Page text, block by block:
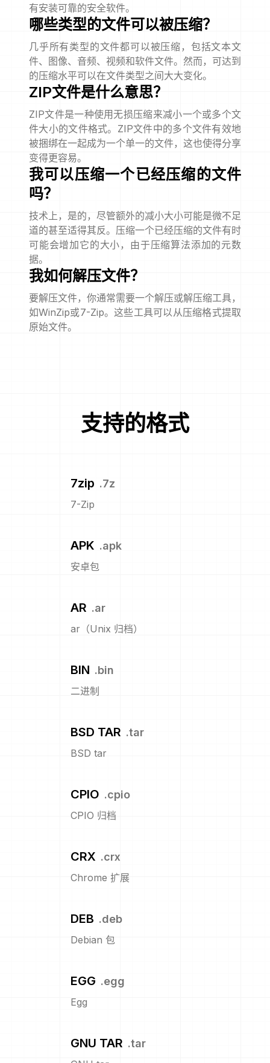
有安装可靠的安全软件。
哪些类型的文件可以被压缩？
几乎所有类型的文件都可以被压缩，包括文本文
件、图像、音频、视频和软件文件。然而，可达到
的压缩水平可以在文件类型之间大大变化。
ZIP文件是什么意思？
ZIP文件是一种使用无损压缩来减小一个或多个文
件大小的文件格式。ZIP文件中的多个文件有效地
被捆绑在一起成为一个单一的文件，这也使得分享
变得更容易。
我可以压缩一个已经压缩的文件
吗？
技术上，是的，尽管额外的减小大小可能是微不足
道的甚至适得其反。压缩一个已经压缩的文件有时
可能会增加它的大小，由于压缩算法添加的元数
据。
我如何解压文件？
要解压文件，你通常需要一个解压或解压缩工具，
如WinZip或7-Zip。这些工具可以从压缩格式提取
原始文件。
支持的格式
7zip .7z
7-Zip
APK .apk
安卓包
AR .ar
ar（Unix 归档）
BIN .bin
二进制
BSD TAR .tar
BSD tar
CPIO .cpio
CPIO 归档
CRX .crx
Chrome 扩展
DEB .deb
Debian 包
EGG .egg
Egg
GNU TAR .tar